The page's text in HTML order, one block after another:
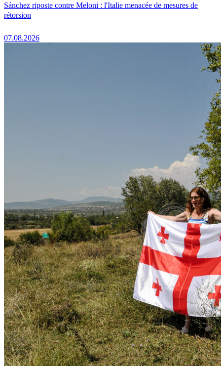
Sánchez riposte contre Meloni : l'Italie menacée de mesures de
rétorsion
07.08.2026